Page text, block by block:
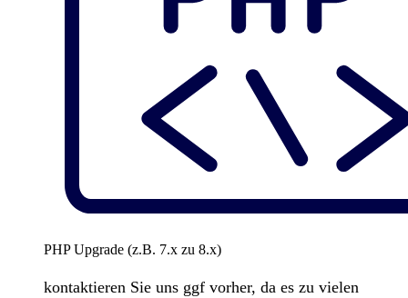
PHP Upgrade (z.B. 7.x zu 8.x)
kontaktieren Sie uns ggf vorher, da es zu vielen